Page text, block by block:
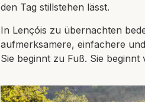
den Tag stillstehen lässt.
In Lençóis zu übernachten
aufmerksamere, einfachere
Sie beginnt zu Fuß. Sie